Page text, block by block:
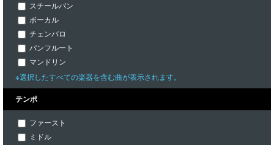
スチールパン
ボーカル
チェンバロ
パンフルート
マンドリン
※選択したすべての楽器を含む曲が表示されます。
テンポ
ファースト
ミドル